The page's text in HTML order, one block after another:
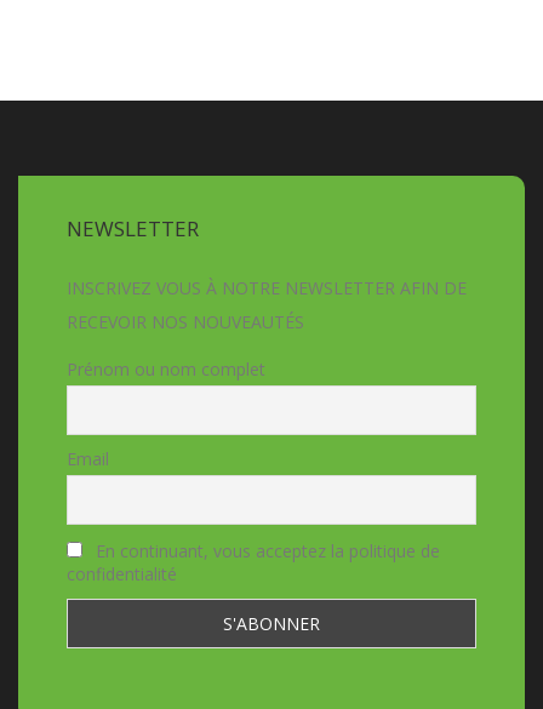
NEWSLETTER
INSCRIVEZ VOUS À NOTRE NEWSLETTER AFIN DE
RECEVOIR NOS NOUVEAUTÉS
Prénom ou nom complet
Email
En continuant, vous acceptez la politique de
confidentialité